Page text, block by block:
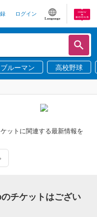
ログイン
Language
ブルーマン 高校野球
ットに関連する最新情報を
チケットはござい